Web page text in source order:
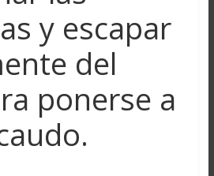
y escapar
del
ponerse a